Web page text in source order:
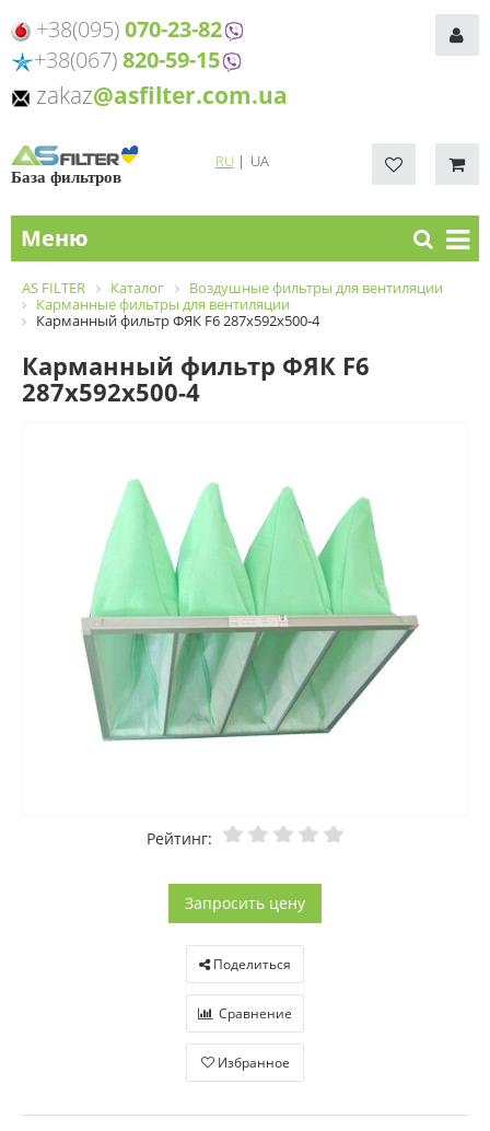
+38(095)070-23-82
+38(067)820-59-15
zakaz@asfilter.com.ua
База фильтров
RU| UA
Меню
AS FILTER Каталог
Воздушные фильтры для вентиляции
Карманные фильтры для вентиляции
Карманный фильтр ФЯК F6 287х592х500-4
Карманный фильтр ФЯК F6
287х592х500-4
Рейтинг:
Запросить цену
Поделиться
Сравнение
Избранное